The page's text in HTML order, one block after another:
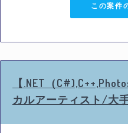
この案件
【.NET（
カルアーティスト/大